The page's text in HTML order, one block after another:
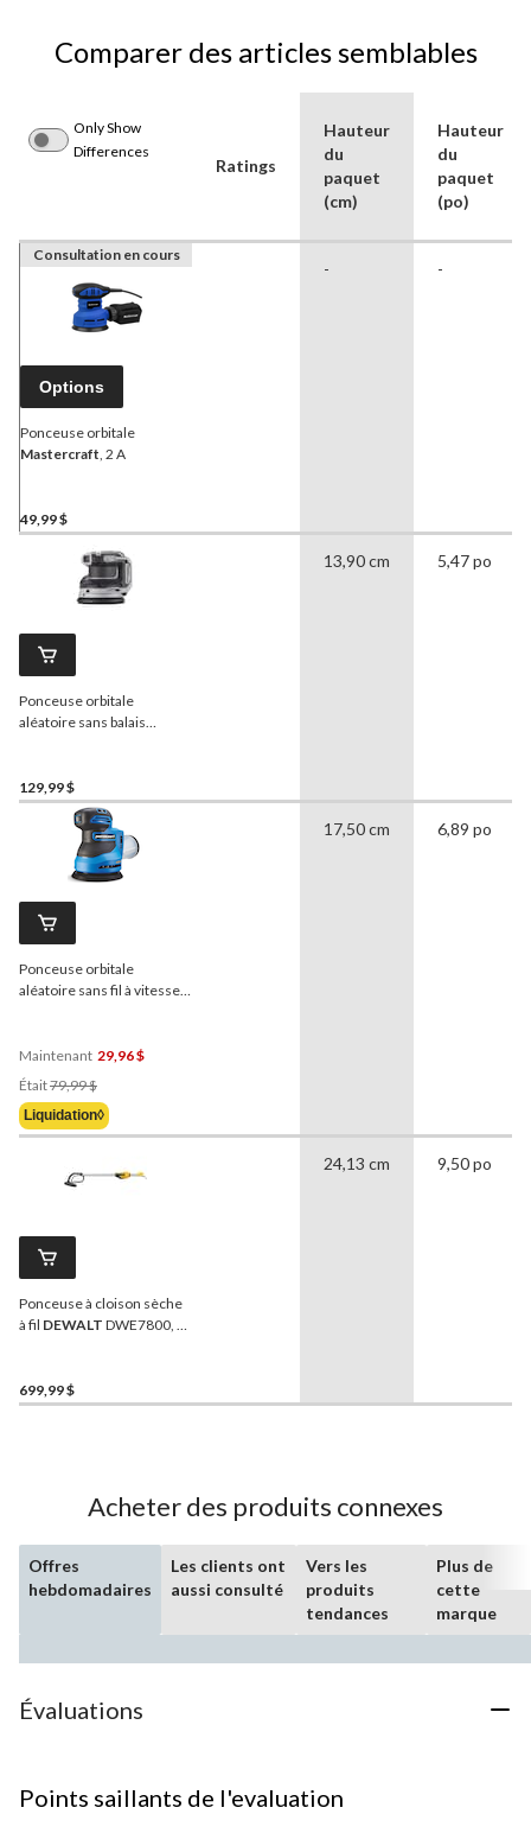
Comparer des articles semblables
Only Show
Differences
Ratings
Hauteur
du
paquet
(cm)
Hauteur
du
paquet
(po)
Consultation en cours
Options
Ponceuse orbitale
Mastercraft, 2 A
49,99 $
- -
Ponceuse orbitale
aléatoire sans balais
129,99 $
13,90 cm 5,47 po
Ponceuse orbitale
aléatoire sans fil à vitesse
à 80 grains, outil
seulement, 5 po,
compatible avec PWR POD
Maintenant 29,96 $
Était79,99 $
Était
79,99 $
Liquidation◊
17,50 cm 6,89 po
Ponceuse à cloison sèche
à fil DEWALT DWE7800, 9
699,99 $
24,13 cm 9,50 po
Acheter des produits connexes
Offres
hebdomadaires
Les clients ont
aussi consulté
Vers les
produits
tendances
Plus de
cette
marque
Évaluations
Points saillants de l'evaluation